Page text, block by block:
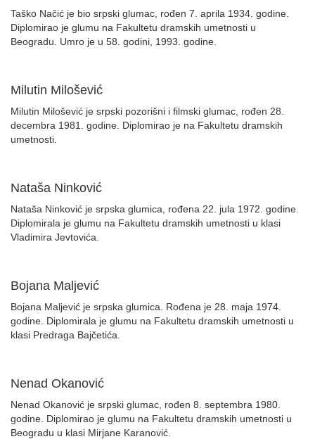
Taško Načić je bio srpski glumac, rođen 7. aprila 1934. godine.
Diplomirao je glumu na Fakultetu dramskih umetnosti u
Beogradu. Umro je u 58. godini, 1993. godine.
Milutin Milošević
Milutin Milošević je srpski pozorišni i filmski glumac, rođen 28.
decembra 1981. godine. Diplomirao je na Fakultetu dramskih
umetnosti.
Nataša Ninković
Nataša Ninković je srpska glumica, rođena 22. jula 1972. godine.
Diplomirala je glumu na Fakultetu dramskih umetnosti u klasi
Vladimira Jevtovića.
Bojana Maljević
Bojana Maljević je srpska glumica. Rođena je 28. maja 1974.
godine. Diplomirala je glumu na Fakultetu dramskih umetnosti u
klasi Predraga Bajčetića.
Nenad Okanović
Nenad Okanović je srpski glumac, rođen 8. septembra 1980.
godine. Diplomirao je glumu na Fakultetu dramskih umetnosti u
Beogradu u klasi Mirjane Karanović.